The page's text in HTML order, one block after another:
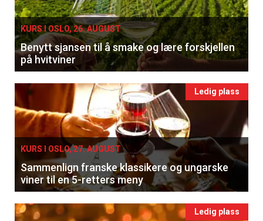
KURS I OSLO, 26. AUGUST
Benytt sjansen til å smake og lære forskjellen
på hvitviner
Ledig plass
KURS I OSLO, 27. AUGUST
Sammenlign franske klassikere og ungarske
viner til en 5-retters meny
Ledig plass